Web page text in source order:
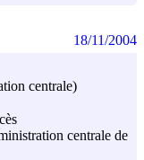
centrale)
centrale de
18/11/2004